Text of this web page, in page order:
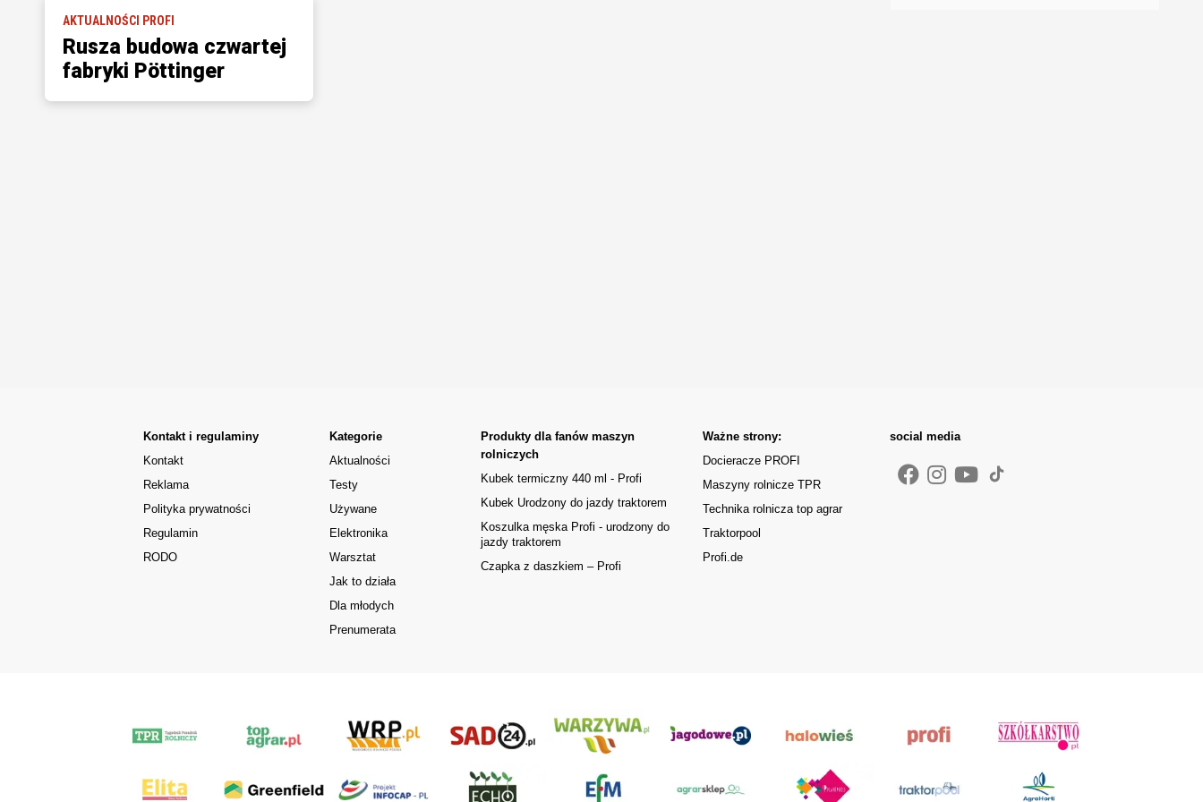
AKTUALNOŚCI PROFI
Rusza budowa czwartej
fabryki Pöttinger
Kontakt i regulaminy
Kontakt
Reklama
Polityka prywatności
Regulamin
RODO
Kategorie
Aktualności
Testy
Używane
Elektronika
Warsztat
Jak to działa
Dla młodych
Prenumerata
Produkty dla fanów maszyn
rolniczych
Kubek termiczny 440 ml - Profi
Kubek Urodzony do jazdy traktorem
Koszulka męska Profi - urodzony do
jazdy traktorem
Czapka z daszkiem – Profi
Ważne strony:
Docieracze PROFI
Maszyny rolnicze TPR
Technika rolnicza top agrar
Traktorpool
Profi.de
social media